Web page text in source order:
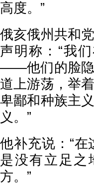
高度。”
俄亥俄州共和
声明称：“我
——他们的脸隐
道上游荡，举
卑鄙和种族主
义。”
他补充说：“
是没有立足之
方。”